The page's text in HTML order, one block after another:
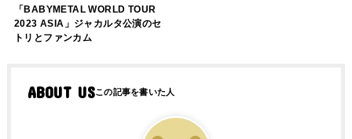
「BABYMETAL WORLD TOUR
2023 ASIA」ジャカルタ公演のセ
トリとファンカム
ABOUT US